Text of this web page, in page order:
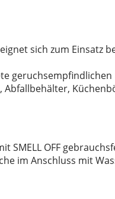
sich zum Einsatz
SMELL OFF
im Anschluss mit